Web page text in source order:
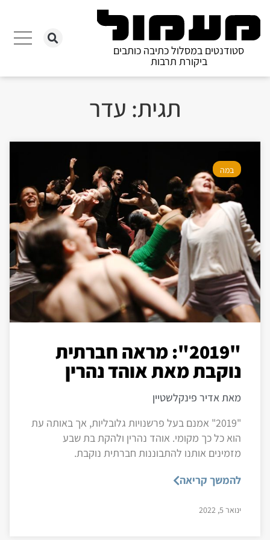
סטודנטים במסלול כתיבה כותבים
ביקורת תרבות
תגית: עדר
במה
"2019": מראה חברתית
נוקבת מאת אוהד נהרין
מאת אדיר פינקלשטיין
"2019" אמנם בעל פרשנויות גלובליות, אך באותה עת
הוא כל כך מקומי. אוהד נהרין ולהקת בת שבע
מזמינים אותנו להתבוננות חברתית נוקבת.
להמשך קריאה
ינואר 5, 2022